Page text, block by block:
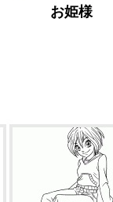
お姫様